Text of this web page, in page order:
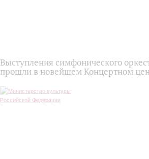
Выступления симфонического
прошли в новейшем Концертном